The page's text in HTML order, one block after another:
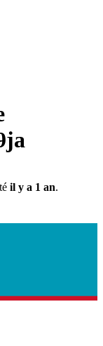
il y a 1 an.